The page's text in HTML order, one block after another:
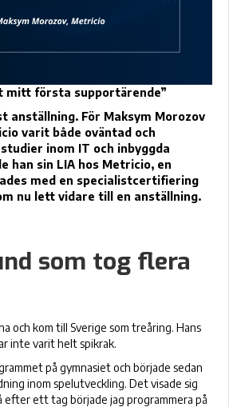
mitt första supportärende”
anställning. För Maksym Morozov
varit både oväntad och
inom IT och inbyggda
han sin LIA hos Metricio, en
med en specialistcertifiering
nu lett vidare till en anställning.
som tog flera
och kom till Sverige som treåring. Hans
inte varit helt spikrak.
på gymnasiet och började sedan
inom spelutveckling. Det visade sig
efter ett tag började jag programmera på